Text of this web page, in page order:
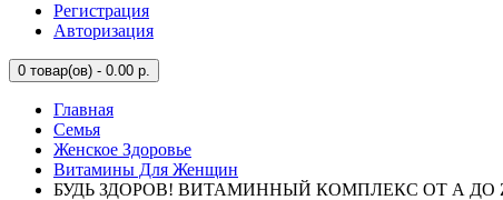
Регистрация
Авторизация
0 товар(ов) - 0.00 р.
Главная
Семья
Женское Здоровье
Витамины Для Женщин
БУДЬ ЗДОРОВ! ВИТАМИННЫЙ КОМПЛЕКС ОТ А ДО